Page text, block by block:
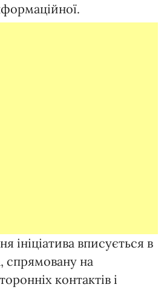
ініціатива вписується в
спрямовану на
контактів і